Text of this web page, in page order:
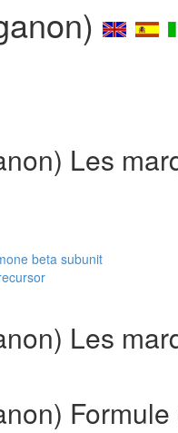
Les
beta subunit
Les